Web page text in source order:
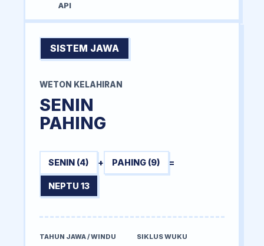
API
SISTEM JAWA
WETON KELAHIRAN
SENIN
PAHING
SENIN (4) + PAHING (9) =
NEPTU 13
TAHUN JAWA / WINDU SIKLUS WUKU